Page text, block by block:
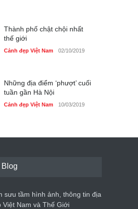
Thành phố chật chội nhất
thế giới
Cảnh đẹp Việt Nam 02/10/2019
Những địa điểm ‘phượt’ cuối
tuần gần Hà Nội
Cảnh đẹp Việt Nam 10/03/2019
sưu tầm hình ảnh, thông tin địa
Việt Nam và Thế Giới